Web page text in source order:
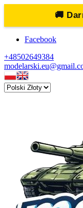
🚚
Facebook
+48502649384